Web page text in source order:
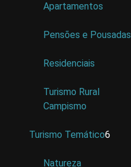
Apartamentos
Pensões e Pousadas
Residenciais
Turismo Rural
Campismo
Turismo Temático6
Natureza